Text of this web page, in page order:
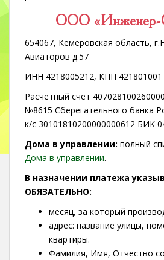
ООО «Инженер-
654067, Кемеровская область,
Авиаторов д.57
ИНН 4218005212, КПП 421801001
Расчетный счет
№8615 Сберегательного банка
к/с 30101810200000000612 БИК
Дома в управлении: полный
Дома в управлении.
В назначении платежа
ОБЯЗАТЕЛЬНО:
месяц, за который
адрес: название улицы,
квартиры.
Фамилия, Имя, Отчество